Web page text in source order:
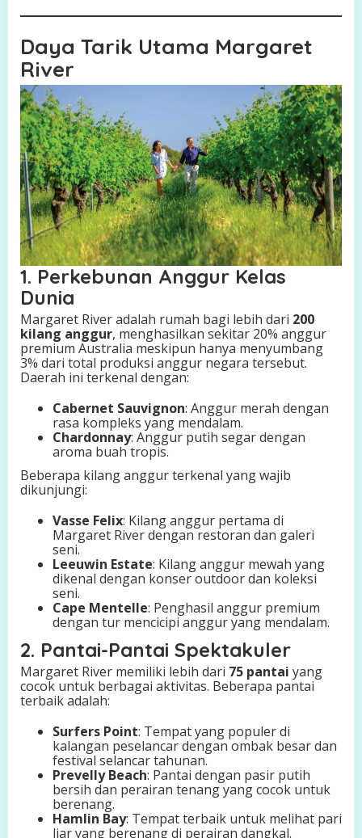
Daya Tarik Utama Margaret
River
1. Perkebunan Anggur Kelas
Dunia
Margaret River adalah rumah bagi lebih dari 200
kilang anggur, menghasilkan sekitar 20% anggur
premium Australia meskipun hanya menyumbang
3% dari total produksi anggur negara tersebut.
Daerah ini terkenal dengan:
Cabernet Sauvignon: Anggur merah dengan
rasa kompleks yang mendalam.
Chardonnay: Anggur putih segar dengan
aroma buah tropis.
Beberapa kilang anggur terkenal yang wajib
dikunjungi:
Vasse Felix: Kilang anggur pertama di
Margaret River dengan restoran dan galeri
seni.
Leeuwin Estate: Kilang anggur mewah yang
dikenal dengan konser outdoor dan koleksi
seni.
Cape Mentelle: Penghasil anggur premium
dengan tur mencicipi anggur yang mendalam.
2. Pantai-Pantai Spektakuler
Margaret River memiliki lebih dari 75 pantai yang
cocok untuk berbagai aktivitas. Beberapa pantai
terbaik adalah:
Surfers Point: Tempat yang populer di
kalangan peselancar dengan ombak besar dan
festival selancar tahunan.
Prevelly Beach: Pantai dengan pasir putih
bersih dan perairan tenang yang cocok untuk
berenang.
Hamlin Bay: Tempat terbaik untuk melihat pari
liar yang berenang di perairan dangkal.